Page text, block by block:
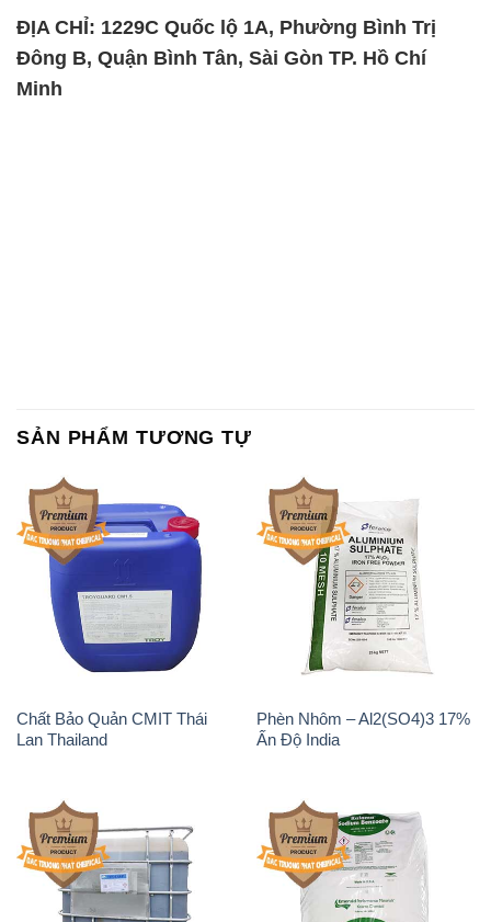
ĐỊA CHỈ: 1229C Quốc lộ 1A, Phường Bình Trị
Đông B, Quận Bình Tân, Sài Gòn TP. Hồ Chí
Minh
SẢN PHẨM TƯƠNG TỰ
Chất Bảo Quản CMIT Thái
Lan Thailand
Phèn Nhôm – Al2(SO4)3 17%
Ấn Độ India